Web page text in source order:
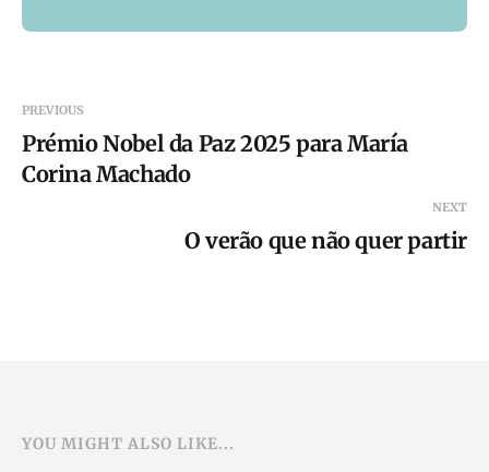
PREVIOUS
Prémio Nobel da Paz 2025 para María
Corina Machado
NEXT
O verão que não quer partir
YOU MIGHT ALSO LIKE...